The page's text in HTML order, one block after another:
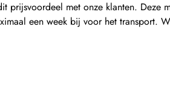
met onze klanten. Deze
een week bij voor het transport.